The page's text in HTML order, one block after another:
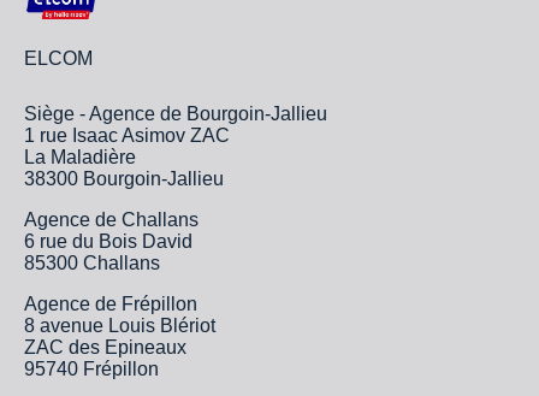
ELCOM
Siège - Agence de Bourgoin-Jallieu
1 rue Isaac Asimov ZAC
La Maladière
38300 Bourgoin-Jallieu
Agence de Challans
6 rue du Bois David
85300 Challans
Agence de Frépillon
8 avenue Louis Blériot
ZAC des Epineaux
95740 Frépillon